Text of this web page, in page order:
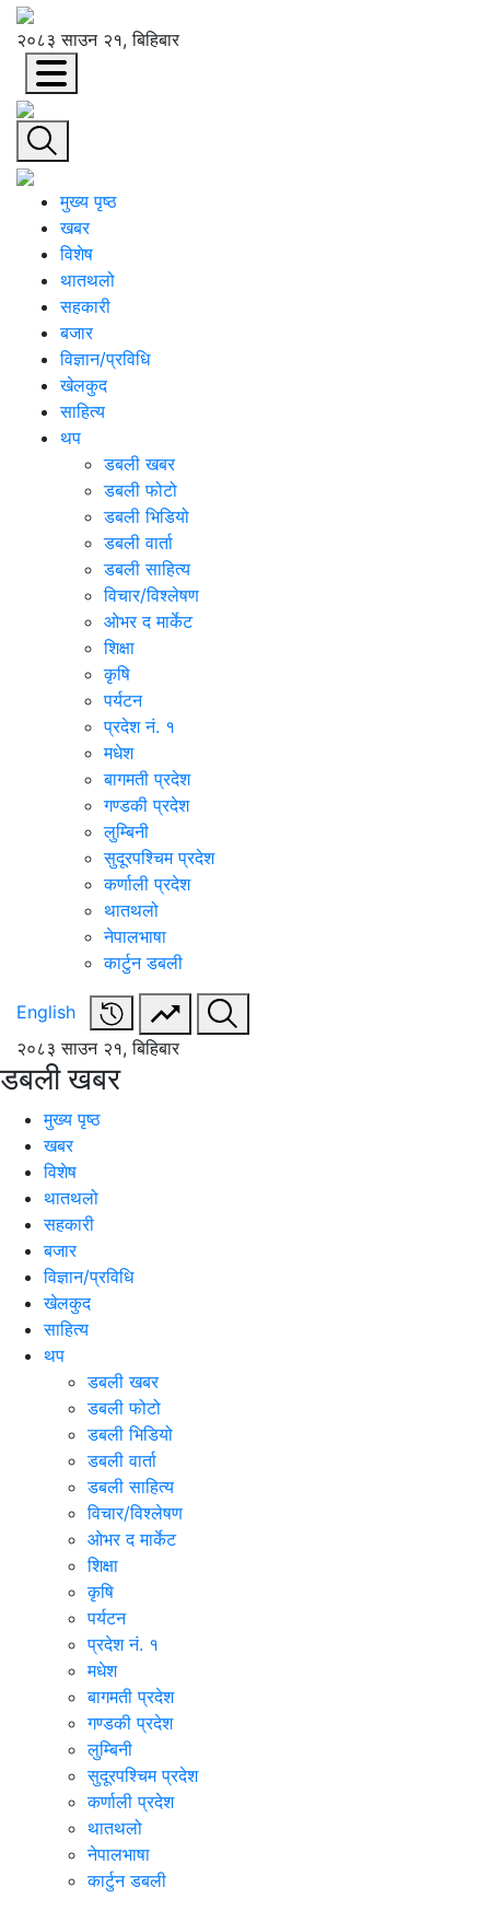
२०८३ साउन २१, बिहिबार
मुख्य पृष्ठ
खबर
विशेष
थातथलो
सहकारी
बजार
विज्ञान/प्रविधि
खेलकुद
साहित्य
थप
डबली खबर
डबली फोटो
डबली भिडियो
डबली वार्ता
डबली साहित्य
विचार/विश्‍लेषण
ओभर द मार्केट
शिक्षा
कृषि
पर्यटन
प्रदेश नं. १
मधेश
बागमती प्रदेश
गण्डकी प्रदेश
लुम्बिनी
सुदूरपश्चिम प्रदेश
कर्णाली प्रदेश
थातथलो
नेपालभाषा
कार्टुन डबली
English
२०८३ साउन २१, बिहिबार
डबली खबर
मुख्य पृष्ठ
खबर
विशेष
थातथलो
सहकारी
बजार
विज्ञान/प्रविधि
खेलकुद
साहित्य
थप
डबली खबर
डबली फोटो
डबली भिडियो
डबली वार्ता
डबली साहित्य
विचार/विश्‍लेषण
ओभर द मार्केट
शिक्षा
कृषि
पर्यटन
प्रदेश नं. १
मधेश
बागमती प्रदेश
गण्डकी प्रदेश
लुम्बिनी
सुदूरपश्चिम प्रदेश
कर्णाली प्रदेश
थातथलो
नेपालभाषा
कार्टुन डबली